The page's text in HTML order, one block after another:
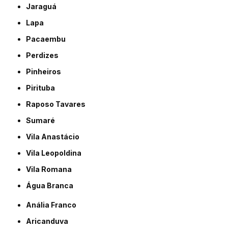
Jaraguá
Lapa
Pacaembu
Perdizes
Pinheiros
Pirituba
Raposo Tavares
Sumaré
Vila Anastácio
Vila Leopoldina
Vila Romana
Água Branca
Anália Franco
Aricanduva